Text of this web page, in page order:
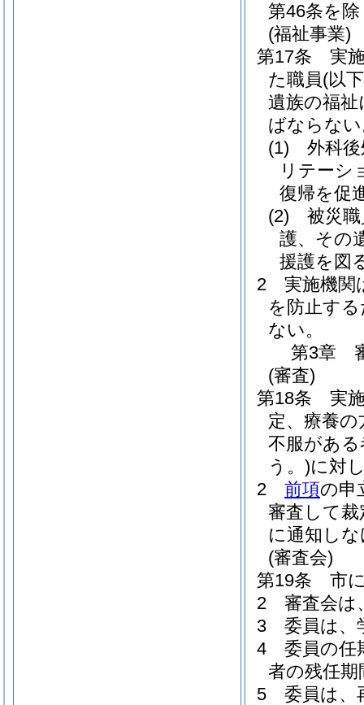
第46条を
(福祉事業)
第17条
実
た職員(以
遺族の福
ばならな
(1)
外科
リテーシ
復帰を促
(2)
被災
護、その
援護を図
2
実施機関
を防止す
ない。
第3章
(審査)
第18条
実
定、療養
不服がある
う。)に対
2
前項の申
審査して
に通知し
(審査会)
第19条
市
2
審査会は
3
委員は、
4
委員の任
者の残任
5
委員は、